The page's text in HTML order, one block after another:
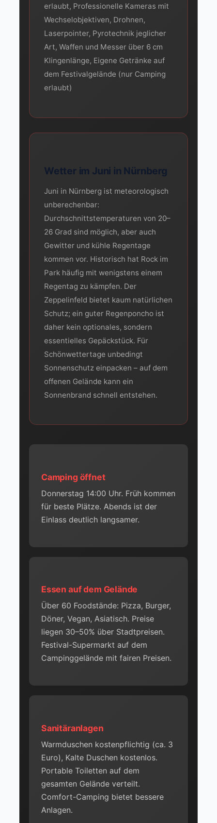
erlaubt, Professionelle Kameras mit
Wechselobjektiven, Drohnen,
Laserpointer, Pyrotechnik jeglicher
Art, Waffen und Messer über 6 cm
Klingenlänge, Eigene Getränke auf
dem Festivalgelände (nur Camping
erlaubt)
Wetter im Juni in Nürnberg
Juni in Nürnberg ist meteorologisch
unberechenbar:
Durchschnittstemperaturen von 20–
26 Grad sind möglich, aber auch
Gewitter und kühle Regentage
kommen vor. Historisch hat Rock im
Park häufig mit wenigstens einem
Regentag zu kämpfen. Der
Zeppelinfeld bietet kaum natürlichen
Schutz; ein guter Regenponcho ist
daher kein optionales, sondern
essentielles Gepäckstück. Für
Schönwettertage unbedingt
Sonnenschutz einpacken – auf dem
offenen Gelände kann ein
Sonnenbrand schnell entstehen.
Camping öffnet
Donnerstag 14:00 Uhr. Früh kommen
für beste Plätze. Abends ist der
Einlass deutlich langsamer.
Essen auf dem Gelände
Über 60 Foodstände: Pizza, Burger,
Döner, Vegan, Asiatisch. Preise
liegen 30–50% über Stadtpreisen.
Festival-Supermarkt auf dem
Campinggelände mit fairen Preisen.
Sanitäranlagen
Warmduschen kostenpflichtig (ca. 3
Euro), Kalte Duschen kostenlos.
Portable Toiletten auf dem
gesamten Gelände verteilt.
Comfort-Camping bietet bessere
Anlagen.